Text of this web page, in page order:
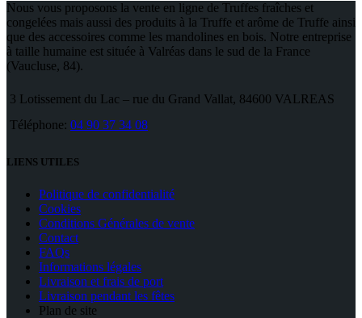
Nous vous proposons la vente en ligne de Truffes fraîches et
congelées mais aussi des produits à la Truffe et arôme de Truffe ainsi
que des accessoires comme les mandolines en bois. Notre entreprise
à taille humaine est située à Valréas dans le sud de la France
(Vaucluse, 84).
3 Lotissement du Lac – rue du Grand Vallat, 84600 VALREAS
Téléphone: 04 90 37 34 08
LIENS UTILES
Politique de confidentialité
Cookies
Conditions Générales de vente
Contact
FAQs
Informations légales
Livraison et frais de port
Livraison pendant les fêtes
Plan de site